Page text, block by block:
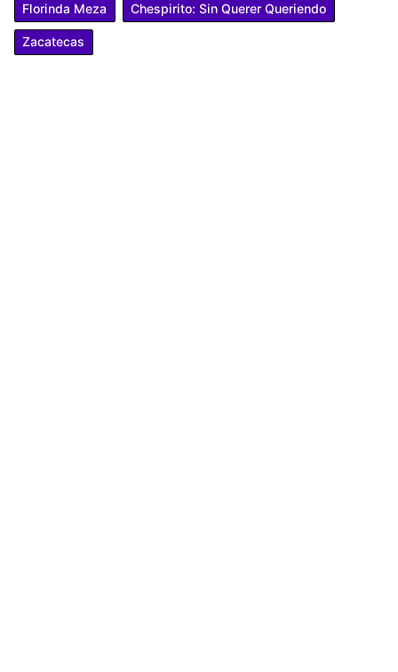
Florinda Meza Chespirito: Sin Querer Queriendo
Zacatecas